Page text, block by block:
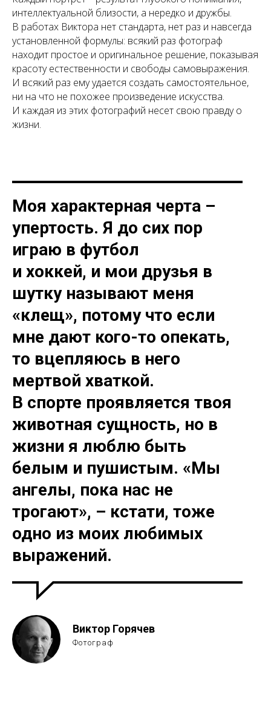
интеллектуальной близости, а нередко и дружбы.
В работах Виктора нет стандарта, нет раз и навсегда
установленной формулы: всякий раз фотограф
находит простое и оригинальное решение, показывая
красоту естественности и свободы самовыражения.
И всякий раз ему удается создать самостоятельное,
ни на что не похожее произведение искусства.
И каждая из этих фотографий несет свою правду о
жизни.
Моя характерная черта –
упертость. Я до сих пор
играю в футбол
и хоккей, и мои друзья в
шутку называют меня
«клещ», потому что если
мне дают кого-то опекать,
то вцепляюсь в него
мертвой хваткой.
В спорте проявляется твоя
животная сущность, но в
жизни я люблю быть
белым и пушистым. «Мы
ангелы, пока нас не
трогают», – кстати, тоже
одно из моих любимых
выражений.
Виктор Горячев
Фотограф